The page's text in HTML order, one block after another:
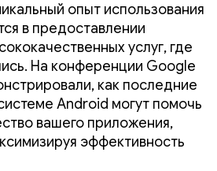
опыт использования
в предоставлении
услуг, где
На конференции Google
как последние
Android могут помочь
вашего приложения,
эффективность